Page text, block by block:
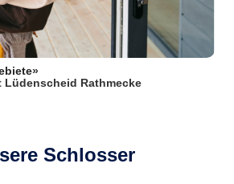
»
Rathmecke
Schlosser